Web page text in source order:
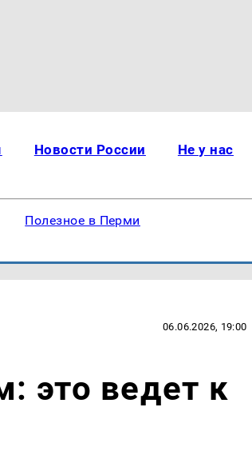
Новости России Не у нас
Полезное в Перми
06.06.2026, 19:00
это ведет к